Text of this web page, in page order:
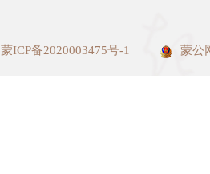
蒙ICP备2020003475号-1 蒙公